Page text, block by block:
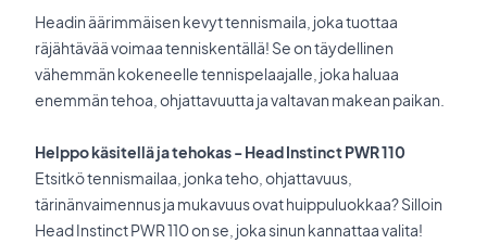
Headin äärimmäisen kevyt tennismaila, joka tuottaa
räjähtävää voimaa tenniskentällä! Se on täydellinen
vähemmän kokeneelle tennispelaajalle, joka haluaa
enemmän tehoa, ohjattavuutta ja valtavan makean paikan.
Helppo käsitellä ja tehokas - Head Instinct PWR 110
Etsitkö tennismailaa, jonka teho, ohjattavuus,
tärinänvaimennus ja mukavuus ovat huippuluokkaa? Silloin
Head Instinct PWR 110 on se, joka sinun kannattaa valita!